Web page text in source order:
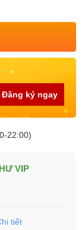
Đăng ký ngay
22:00)
VIP
tiết